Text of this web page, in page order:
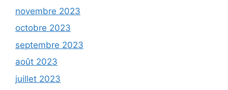
novembre 2023
octobre 2023
septembre 2023
août 2023
juillet 2023